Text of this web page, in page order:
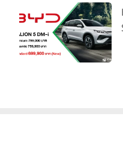
ทั้งนี้ผลจากต้นทุนคงที่ที่สูงขึ้
กดดันต่อกำไรดำเนินงานจา
กำไรก่อนหักดอกเบี้ย ภาษี ค่า
(EBITDA) ลดลง 15.0%